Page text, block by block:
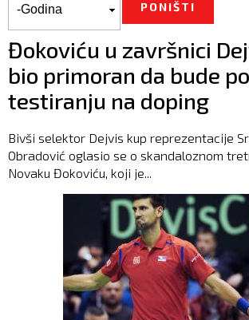
Đokoviću u završnici
bio primoran da bude
testiranju na doping
Bivši selektor Dejvis kup reprezentacije
Obradović oglasio se o skandaloznom
Novaku Đokoviću, koji je...